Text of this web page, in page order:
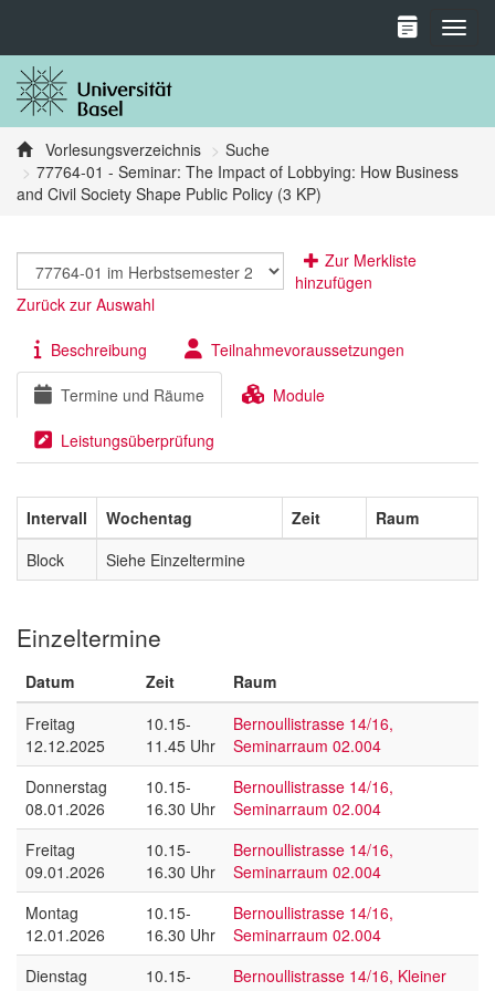
Vorlesungsverzeichnis
Suche
77764-01 - Seminar: The Impact of Lobbying: How Business
and Civil Society Shape Public Policy (3 KP)
Zur Merkliste
hinzufügen
Zurück zur Auswahl
Beschreibung Teilnahmevoraussetzungen
Termine und Räume Module
Leistungsüberprüfung
Intervall Wochentag Zeit
Raum
Block
Siehe Einzeltermine
Einzeltermine
Datum Zeit
Raum
Freitag
12.12.2025
10.15-
11.45 Uhr
Bernoullistrasse 14/16,
Seminarraum 02.004
Donnerstag
08.01.2026
10.15-
16.30 Uhr
Bernoullistrasse 14/16,
Seminarraum 02.004
Freitag
09.01.2026
10.15-
16.30 Uhr
Bernoullistrasse 14/16,
Seminarraum 02.004
Montag
12.01.2026
10.15-
16.30 Uhr
Bernoullistrasse 14/16,
Seminarraum 02.004
Dienstag
10.15-
Bernoullistrasse 14/16, Kleiner